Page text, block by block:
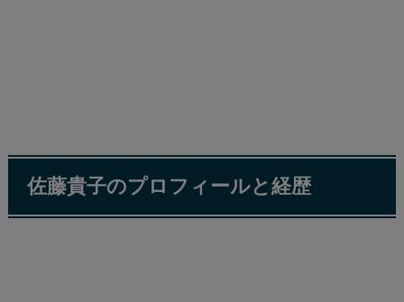
佐藤貴子のプロフィールと経歴